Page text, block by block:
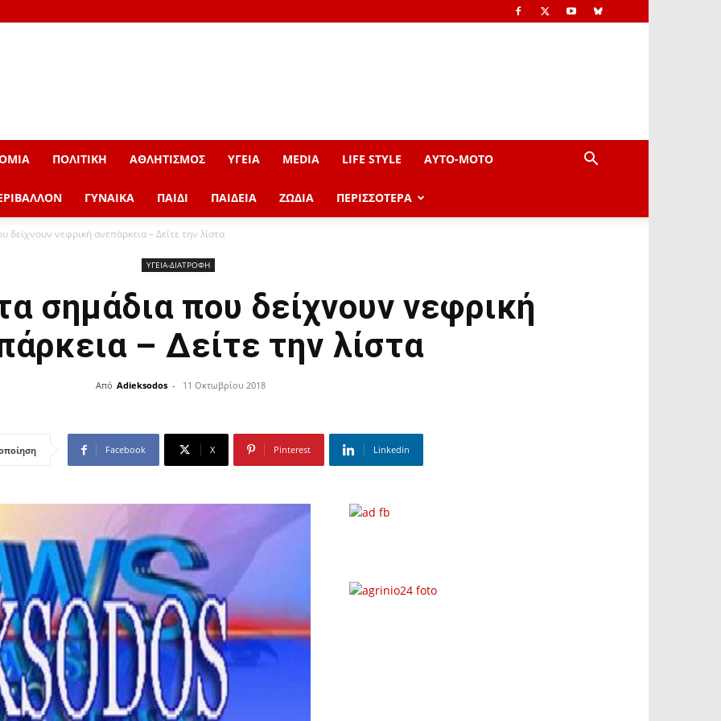
ΠΟΛΙΤΙΚΗ ΑΘΛΗΤΙΣΜΟΣ ΥΓΕΙΑ MEDIA LIFE STYLE AYTO-ΜOTO
ΓΥΝΑΙΚΑ ΠΑΙΔΙ ΠΑΙΔΕΙΑ ΖΩΔΙΑ ΠΕΡΙΣΣΟΤΕΡΑ
νεφρική ανεπάρκεια – Δείτε την λίστα
ΥΓΕΙΑ-ΔΙΑΤΡΟΦΗ
σημάδια που δείχνουν νεφρική
– Δείτε την λίστα
Από Adieksodos - 11 Οκτωβρίου 2018
Facebook X Pinterest Linkedin